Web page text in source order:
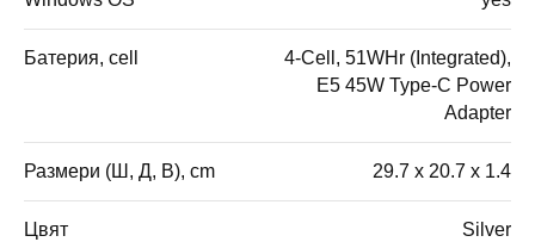
Батерия, cell
4-Cell, 51WHr (Integrated),
E5 45W Type-C Power
Adapter
Размери (Ш, Д, В), cm 29.7 x 20.7 x 1.4
Цвят Silver